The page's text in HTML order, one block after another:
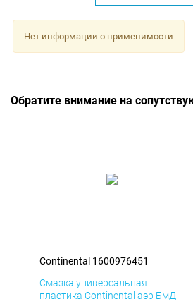
Нет информации о применимости
Обратите внимание на
Continental 1600976451
Смазка универсальная
пластика Continental аэр БмД